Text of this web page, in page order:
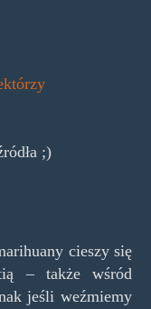
;)
cieszy się
– także wśród
jeśli weźmiemy